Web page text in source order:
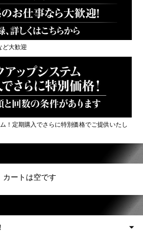
大歓迎
！定期購入でさらに特別価格でご提供いたし
カートは空です